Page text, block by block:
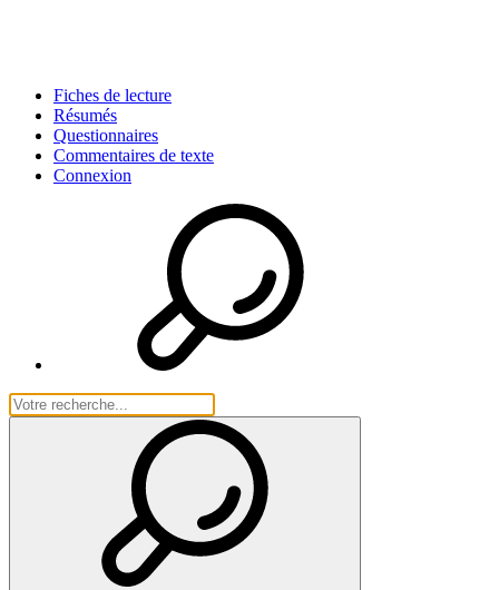
Fiches de lecture
Résumés
Questionnaires
Commentaires de texte
Connexion